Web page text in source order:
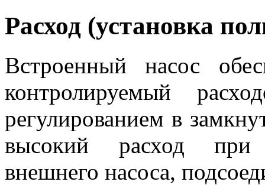
Расход (установка
Встроенный насос
контролируемый
регулированием в
высокий расход при
внешнего насоса,